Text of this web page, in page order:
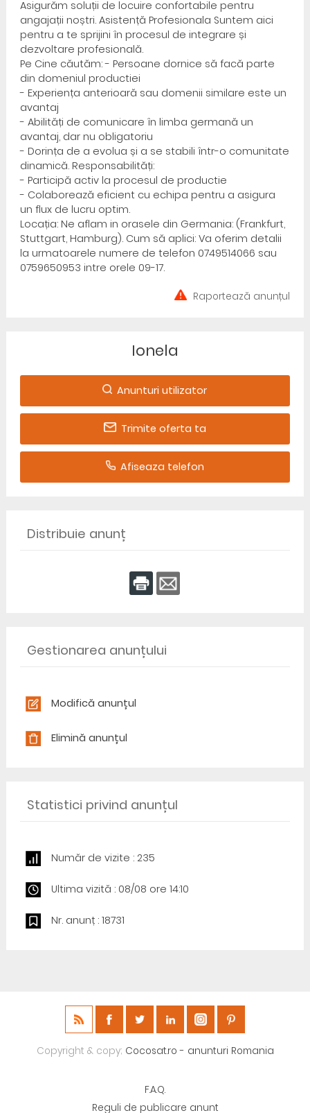
Asigurăm soluții de locuire confortabile pentru
angajații noștri. Asistență Profesionala Suntem aici
pentru a te sprijini în procesul de integrare și
dezvoltare profesională.
Pe Cine căutăm: - Persoane dornice să facă parte
din domeniul productiei
- Experiența anterioară sau domenii similare este un
avantaj
- Abilități de comunicare în limba germană un
avantaj, dar nu obligatoriu
- Dorința de a evolua și a se stabili într-o comunitate
dinamică. Responsabilități:
- Participă activ la procesul de productie
- Colaborează eficient cu echipa pentru a asigura
un flux de lucru optim.
Locația: Ne aflam in orasele din Germania: (Frankfurt,
Stuttgart, Hamburg). Cum să aplici: Va oferim detalii
la urmatoarele numere de telefon 0749514066 sau
0759650953 intre orele 09-17.
Raportează anunțul
Ionela
Anunturi utilizator
Trimite oferta ta
Afiseaza telefon
Distribuie anunț
Gestionarea anunțului
Modifică anunțul
Elimină anunțul
Statistici privind anunțul
Număr de vizite : 235
Ultima vizită : 08/08 ore 14:10
Nr. anunț : 18731
Copyright & copy; Cocosat.ro - anunturi Romania
F.A.Q.
Reguli de publicare anunt